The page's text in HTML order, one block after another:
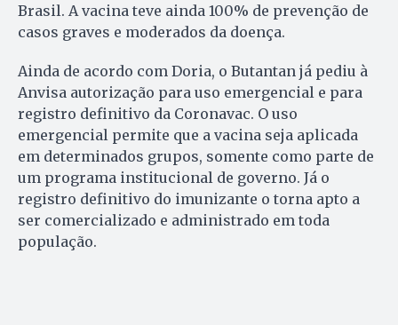
Brasil. A vacina teve ainda 100% de prevenção de
casos graves e moderados da doença.
Ainda de acordo com Doria, o Butantan já pediu à
Anvisa autorização para uso emergencial e para
registro definitivo da Coronavac. O uso
emergencial permite que a vacina seja aplicada
em determinados grupos, somente como parte de
um programa institucional de governo. Já o
registro definitivo do imunizante o torna apto a
ser comercializado e administrado em toda
população.